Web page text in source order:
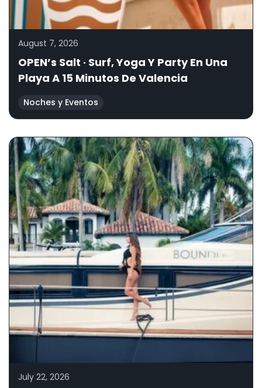
August 7, 2026
OPEN’s Salt · Surf, Yoga Y Party En Una
Playa A 15 Minutos De Valencia
Noches y Eventos
July 22, 2026